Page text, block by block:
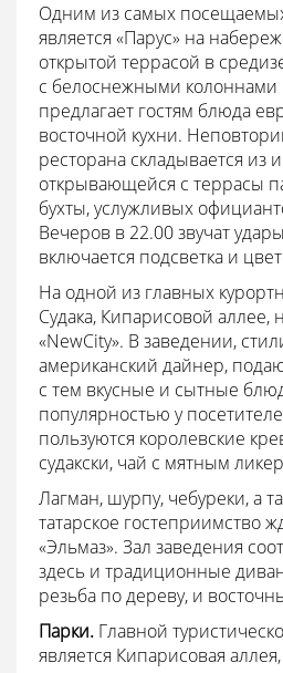
Одним из самых
является «Парус» на
открытой террасой в
с белоснежными колоннами
предлагает гостям блюда
восточной кухни.
ресторана складывается из
открывающейся с террасы
бухты, услужливых
Вечеров в 22.00 звучат
включается подсветка и
На одной из главных
Судака, Кипарисовой аллее,
«NewCity». В заведении,
американский дайнер,
с тем вкусные и сытные
популярностью у
пользуются королевские
судакски, чай с мятным
Лагман, шурпу, чебуреки, а
татарское гостеприимство
«Эльмаз». Зал заведения
здесь и традиционные
резьба по дереву, и
Парки. Главной
является Кипарисовая